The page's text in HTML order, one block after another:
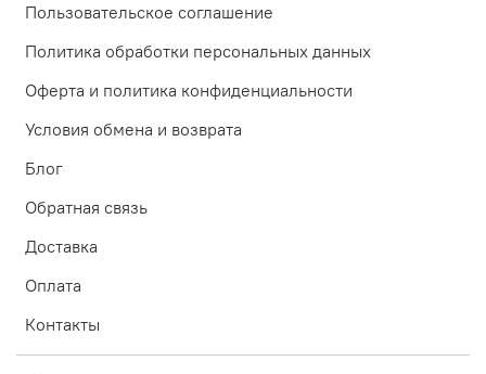
Пользовательское соглашение
Политика обработки персональных данных
Оферта и политика конфиденциальности
Условия обмена и возврата
Блог
Обратная связь
Доставка
Оплата
Контакты